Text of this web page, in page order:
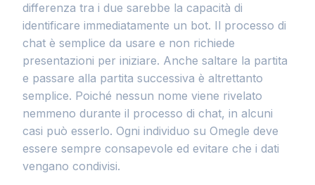
differenza tra i due sarebbe la capacità di
identificare immediatamente un bot. Il processo di
chat è semplice da usare e non richiede
presentazioni per iniziare. Anche saltare la partita
e passare alla partita successiva è altrettanto
semplice. Poiché nessun nome viene rivelato
nemmeno durante il processo di chat, in alcuni
casi può esserlo. Ogni individuo su Omegle deve
essere sempre consapevole ed evitare che i dati
vengano condivisi.